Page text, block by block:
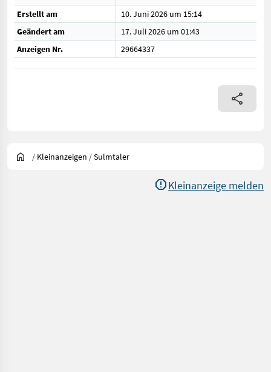
Erstellt am
10. Juni 2026 um 15:14
Geändert am
17. Juli 2026 um 01:43
Anzeigen Nr.
29664337
/ Kleinanzeigen /Sulmtaler
Kleinanzeige melden